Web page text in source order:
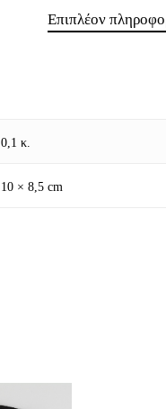
Επιπλέον
0,1 κ.
10 × 8,5 cm